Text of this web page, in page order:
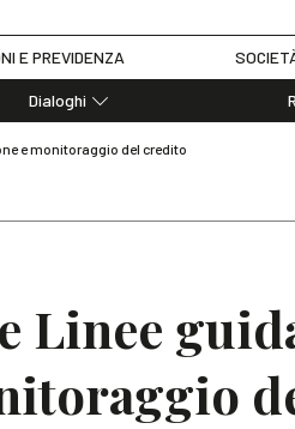
E PREVIDENZA
Dialoghi
e monitoraggio del credito
Linee